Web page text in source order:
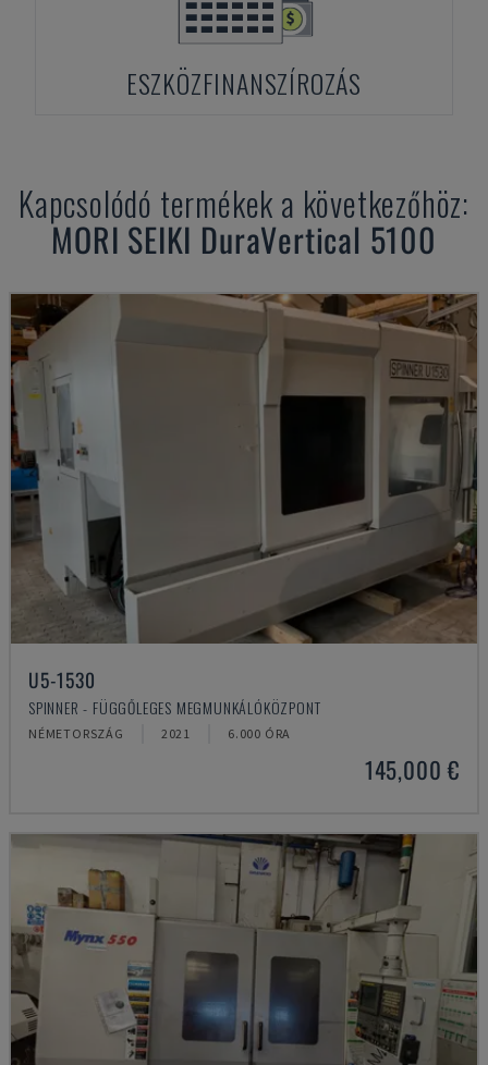
ESZKÖZFINANSZÍROZÁS
Kapcsolódó termékek a következőhöz:
MORI SEIKI DuraVertical 5100
U5-1530
SPINNER - FÜGGŐLEGES MEGMUNKÁLÓKÖZPONT
NÉMETORSZÁG 2021 6.000 ÓRA
145,000 €